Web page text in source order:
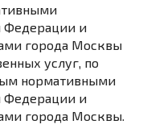
Федерации и
города Москвы
услуг, по
нормативными
Федерации и
города Москвы.